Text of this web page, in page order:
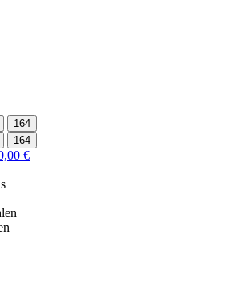
164
164
€